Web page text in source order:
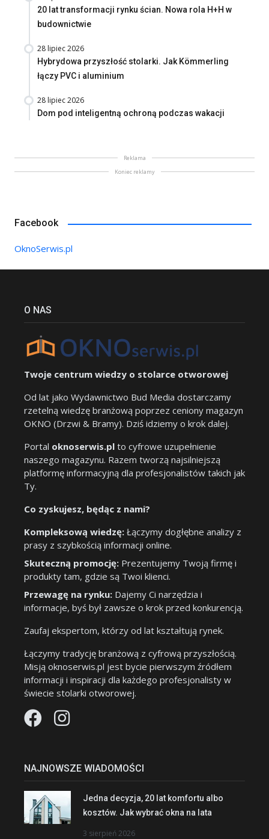
20 lat transformacji rynku ścian. Nowa rola H+H w
budownictwie
28 lipiec 2026
Hybrydowa przyszłość stolarki. Jak Kömmerling
łączy PVC i aluminium
28 lipiec 2026
Dom pod inteligentną ochroną podczas wakacji
Reklama
Koniec reklamy
Facebook
OknoSerwis.pl
O NAS
Twoje centrum wiedzy o stolarce otworowej
Od lat jako Wydawnictwo Bud Media dostarczamy
rzetelną wiedzę branżową poprzez ceniony magazyn
OKNO (Drzwi & Bramy). Dziś idziemy o krok dalej.
Portal oknoserwis.pl to cyfrowe uzupełnienie
naszego magazynu. Razem tworzą najsilniejszą
platformę informacyjną dla profesjonalistów takich jak
Ty.
Co zyskujesz, będąc z nami?
Kompleksową wiedzę: Łączymy dogłębne analizy z
prasy z szybkością informacji online.
Skuteczną promocję: Prezentujemy Twoją firmę i
produkty tam, gdzie są Twoi klienci.
Przewagę na rynku: Dajemy Ci narzędzia i
informacje, byś był zawsze o krok przed konkurencją.
Zaufaj ekspertom, którzy od lat kształtują rynek.
Łączymy tradycję branżową z cyfrową przyszłością.
Misją oknoserwis.pl jest bycie pierwszym źródłem
informacji i inspiracji dla każdego profesjonalisty w
świecie stolarki otworowej.
NAJNOWSZE WIADOMOŚCI
Jedna decyzja, 20 lat komfortu albo
kosztów. Jak wybrać okna na lata
3 sierpień 2026